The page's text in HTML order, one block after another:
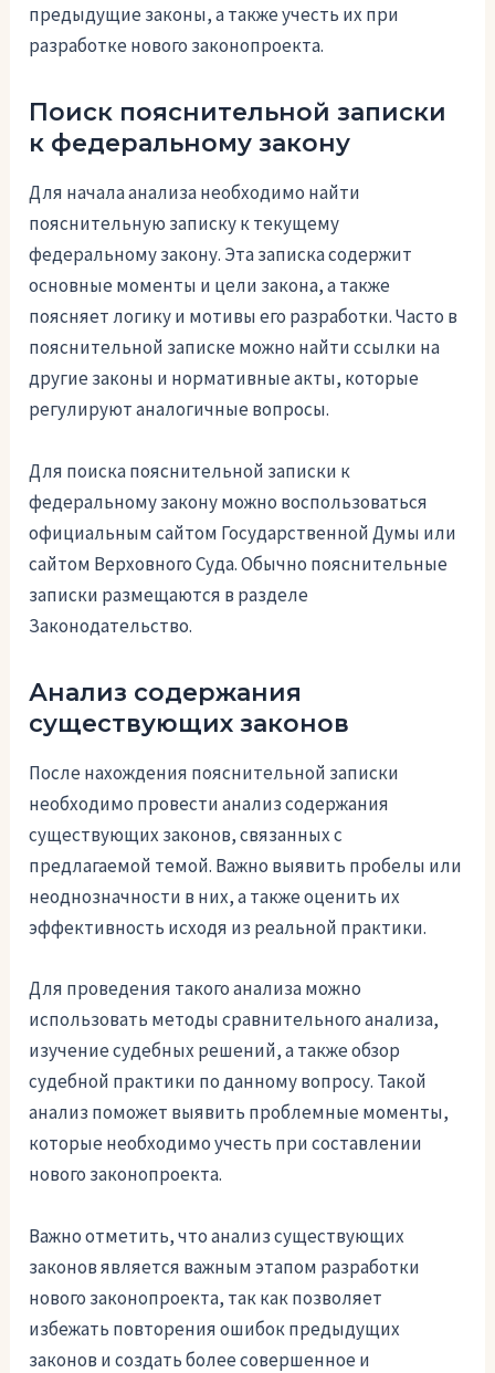
предыдущие законы, а также учесть их при
разработке нового законопроекта.
Поиск пояснительной записки
к федеральному закону
Для начала анализа необходимо найти
пояснительную записку к текущему
федеральному закону. Эта записка содержит
основные моменты и цели закона, а также
поясняет логику и мотивы его разработки. Часто в
пояснительной записке можно найти ссылки на
другие законы и нормативные акты, которые
регулируют аналогичные вопросы.
Для поиска пояснительной записки к
федеральному закону можно воспользоваться
официальным сайтом Государственной Думы или
сайтом Верховного Суда. Обычно пояснительные
записки размещаются в разделе
Законодательство.
Анализ содержания
существующих законов
После нахождения пояснительной записки
необходимо провести анализ содержания
существующих законов, связанных с
предлагаемой темой. Важно выявить пробелы или
неоднозначности в них, а также оценить их
эффективность исходя из реальной практики.
Для проведения такого анализа можно
использовать методы сравнительного анализа,
изучение судебных решений, а также обзор
судебной практики по данному вопросу. Такой
анализ поможет выявить проблемные моменты,
которые необходимо учесть при составлении
нового законопроекта.
Важно отметить, что анализ существующих
законов является важным этапом разработки
нового законопроекта, так как позволяет
избежать повторения ошибок предыдущих
законов и создать более совершенное и